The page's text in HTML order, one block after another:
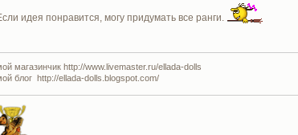
идея понравится, могу придумать все ранги.
магазинчик http://www.livemaster.ru/ellada-dolls
блог http://ellada-dolls.blogspot.com/